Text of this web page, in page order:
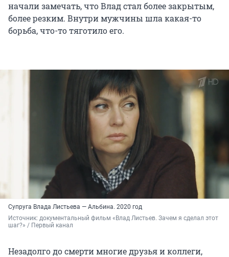
начали замечать, что Влад стал более закрытым,
более резким. Внутри мужчины шла какая-то
борьба, что-то тяготило его.
Супруга Влада Листьева — Альбина. 2020 год
Источник: документальный фильм «Влад Листьев. Зачем я сделал этот
шаг?» / Первый канал
Незадолго до смерти многие друзья и коллеги,